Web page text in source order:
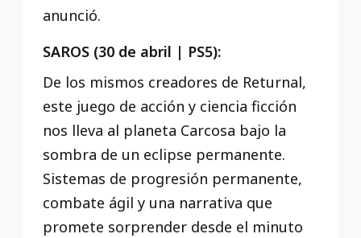
anunció.
SAROS (30 de abril | PS5):
De los mismos creadores de Returnal,
este juego de acción y ciencia ficción
nos lleva al planeta Carcosa bajo la
sombra de un eclipse permanente.
Sistemas de progresión permanente,
combate ágil y una narrativa que
promete sorprender desde el minuto